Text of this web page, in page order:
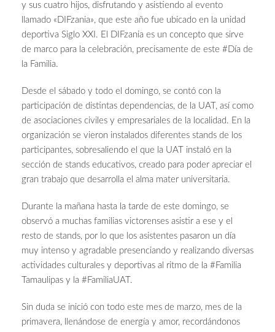
y sus cuatro hijos, disfrutando y asistiendo al evento
llamado «DIFzania», que este año fue ubicado en la unidad
deportiva Siglo XXI. El DIFzania es un concepto que sirve
de marco para la celebración, precisamente de este #Día de
la Familia.
Desde el sábado y todo el domingo, se contó con la
participación de distintas dependencias, de la UAT, así como
de asociaciones civiles y empresariales de la localidad. En la
organización se vieron instalados diferentes stands de los
participantes, sobresaliendo el que la UAT instaló en la
sección de stands educativos, creado para poder apreciar el
gran trabajo que desarrolla el alma mater universitaria.
Durante la mañana hasta la tarde de este domingo, se
observó a muchas familias victorenses asistir a ese y el
resto de stands, por lo que los asistentes pasaron un día
muy intenso y agradable presenciando y realizando diversas
actividades culturales y deportivas al ritmo de la #Familia
Tamaulipas y la #FamiliaUAT.
Sin duda se inició con todo este mes de marzo, mes de la
primavera, llenándose de energía y amor, recordándonos